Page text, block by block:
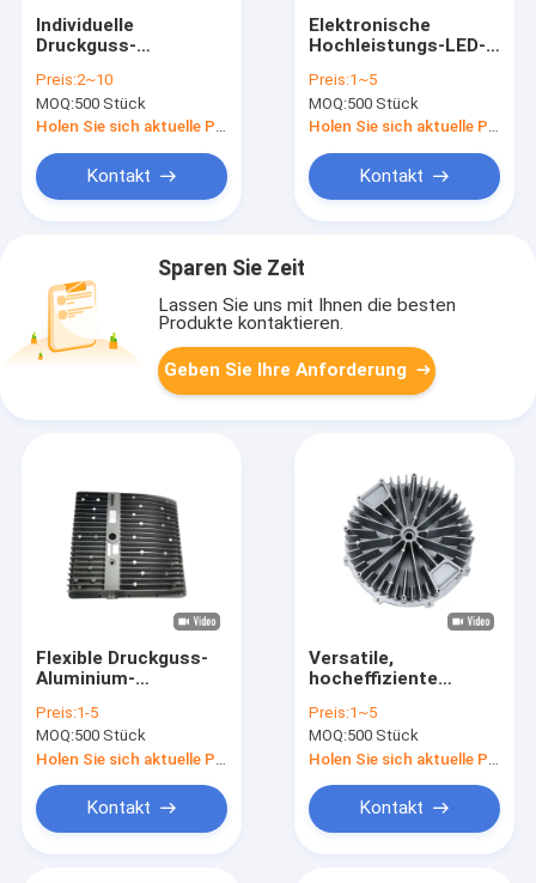
Individuelle
Druckguss-
Wärmewaschfläche
Leichtgewicht Kleine
Wärmewaschfläche
Preis:2~10
MOQ:500 Stück
Holen Sie sich aktuelle Preis
Kontakt
Elektronische
Hochleistungs-LED-
Heizspülung mit
hoher
Wärmeleitfähigkeit
Preis:1~5
MOQ:500 Stück
Holen Sie sich aktuelle Preis
Kontakt
Sparen Sie Zeit
Lassen Sie uns mit Ihnen die besten
Produkte kontaktieren.
Geben Sie Ihre Anforderung
Flexible Druckguss-
Aluminium-
rechteckige
industrielle
Wärmeabwasserkanal
Preis:1-5
MOQ:500 Stück
Kontakt
Versatile,
hocheffiziente
gegossenem
Aluminium
Preis:1~5
MOQ:500 Stück
Kontakt